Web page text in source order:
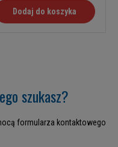
Dodaj do koszyka
szukasz?
formularza kontaktowego